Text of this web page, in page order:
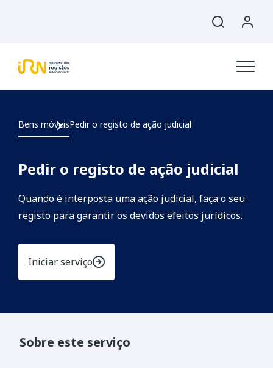
Bens móveisPedir o registo de ação judicial
Pedir o registo de ação judicial
Quando é interposta uma ação judicial, faça o seu
registo para garantir os devidos efeitos jurídicos.
Iniciar serviço
Sobre este serviço